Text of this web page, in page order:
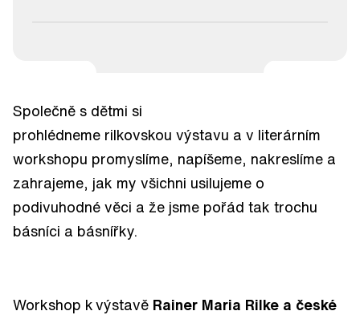
Společně s dětmi si
prohlédneme rilkovskou výstavu a v literárním
workshopu promyslíme, napíšeme, nakreslíme a
zahrajeme, jak my všichni usilujeme o
podivuhodné věci a že jsme pořád tak trochu
básníci a básnířky.
Workshop k výstavě Rainer Maria Rilke a české